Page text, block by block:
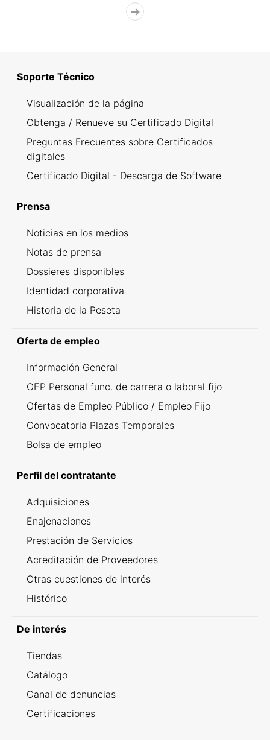
Soporte Técnico
Visualización de la página
Obtenga / Renueve su Certificado Digital
Preguntas Frecuentes sobre Certificados
digitales
Certificado Digital - Descarga de Software
Prensa
Noticias en los medios
Notas de prensa
Dossieres disponibles
Identidad corporativa
Historia de la Peseta
Oferta de empleo
Información General
OEP Personal func. de carrera o laboral fijo
Ofertas de Empleo Público / Empleo Fijo
Convocatoria Plazas Temporales
Bolsa de empleo
Perfil del contratante
Adquisiciones
Enajenaciones
Prestación de Servicios
Acreditación de Proveedores
Otras cuestiones de interés
Histórico
De interés
Tiendas
Catálogo
Canal de denuncias
Certificaciones